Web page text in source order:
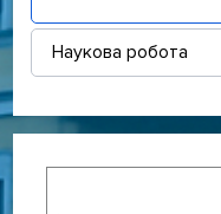
Наукова робота